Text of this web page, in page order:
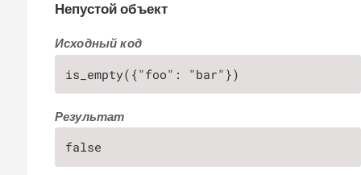
Непустой объект
Исходный код
is_empty({"foo": "bar"})
Результат
false